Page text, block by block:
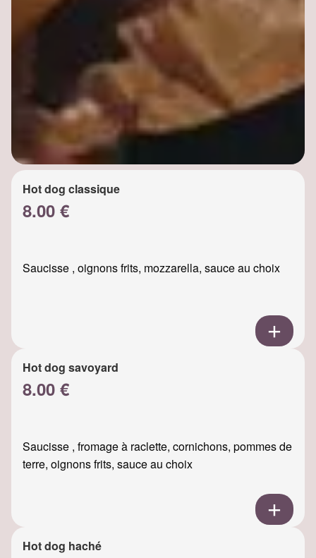
Hot dog classique
8.00 €
Saucisse , oignons frits, mozzarella, sauce au choix
Hot dog savoyard
8.00 €
Saucisse , fromage à raclette, cornichons, pommes de
terre, oignons frits, sauce au choix
Hot dog haché